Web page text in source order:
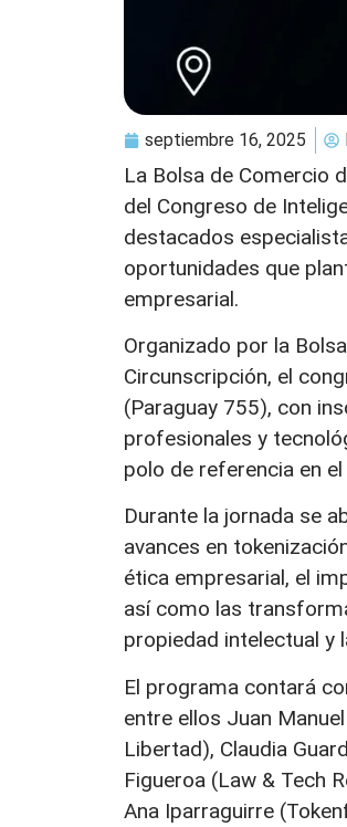
septiembre 16, 2025
La Bolsa de Comercio
del Congreso de
destacados
oportunidades que
empresarial.
Organizado por la
Circunscripción, el
(Paraguay 755), con
profesionales y
polo de referencia en
Durante la jornada se
avances en
ética empresarial, el
así como las
propiedad intelectual y
El programa contará
entre ellos Juan
Libertad), Claudia
Figueroa (Law & Tech
Ana Iparraguirre